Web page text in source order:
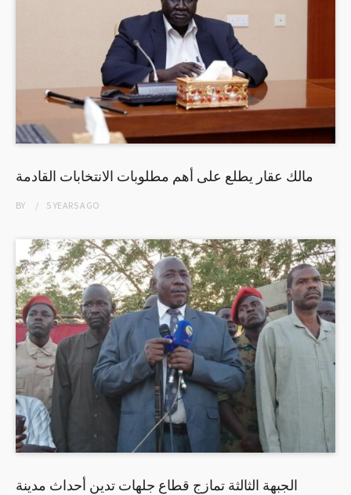
مالك عقار يطلع على أهم مطلوبات الانتخابات القادمة
BY 5 YEARSAGO
الجبهة الثالثة تمازج قطاع جلهات تدين أحداث مدينة